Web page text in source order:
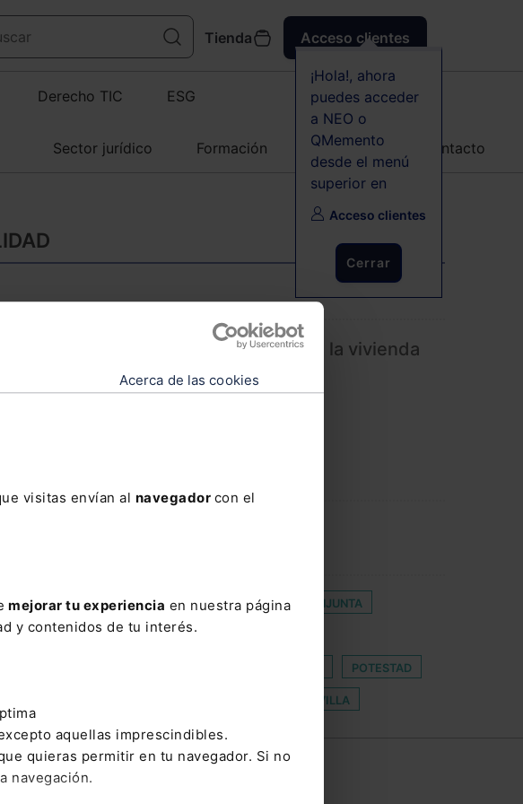
Acerca de las cookies
visitas envían al navegador con el
mejorar tu experiencia en nuestra página
y contenidos de tu interés.
aquellas imprescindibles.
quieras permitir en tu navegador. Si no
navegación.
Tienda Acceso clientes
¡Hola!, ahora
puedes acceder
a NEO o
QMemento
desde el menú
superior en
Acceso clientes
Cerrar
Derecho TIC ESG
Sector jurídico Formación Agenda Contacto
imponible del IAJD por adquisición de la vivienda
de gananciales
CONVENIO COLECTIVO DECLARACIÓN CONJUNTA
LA ABOGACIA ÉTICA JUDICIAL
POTESTAD
VILLA
de Lefebvre